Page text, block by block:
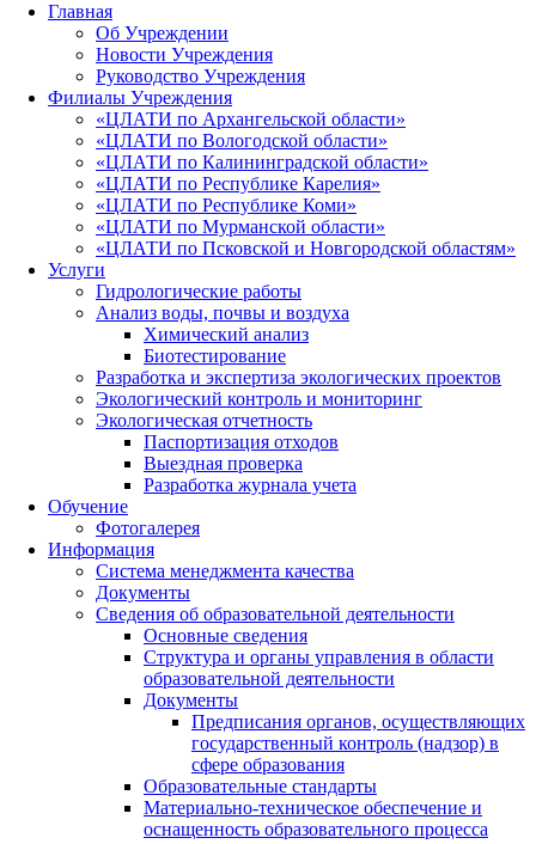
Главная
Об Учреждении
Новости Учреждения
Руководство Учреждения
Филиалы Учреждения
«ЦЛАТИ по Архангельской области»
«ЦЛАТИ по Вологодской области»
«ЦЛАТИ по Калининградской области»
«ЦЛАТИ по Республике Карелия»
«ЦЛАТИ по Республике Коми»
«ЦЛАТИ по Мурманской области»
«ЦЛАТИ по Псковской и Новгородской областям»
Услуги
Гидрологические работы
Анализ воды, почвы и воздуха
Химический анализ
Биотестирование
Разработка и экспертиза экологических проектов
Экологический контроль и мониторинг
Экологическая отчетность
Паспортизация отходов
Выездная проверка
Разработка журнала учета
Обучение
Фотогалерея
Информация
Система менеджмента качества
Документы
Сведения об образовательной деятельности
Основные сведения
Структура и органы управления в области
образовательной деятельности
Документы
Предписания органов, осуществляющих
государственный контроль (надзор) в
сфере образования
Образовательные стандарты
Материально-техническое обеспечение и
оснащенность образовательного процесса